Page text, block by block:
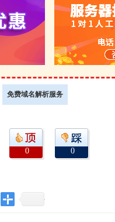
免费域名解析服务
0 0